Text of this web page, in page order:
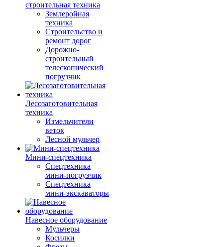
строительная техника
Землеройная
техника
Строительство и
ремонт дорог
Дорожно-
строительный
телескопический
погрузчик
Лесозаготовительная
техника
Измельчители
веток
Лесной мульчер
Мини-спецтехника
Спецтехника
мини-погрузчик
Спецтехника
мини-экскаваторы
Навесное оборудование
Мульчеры
Косилки